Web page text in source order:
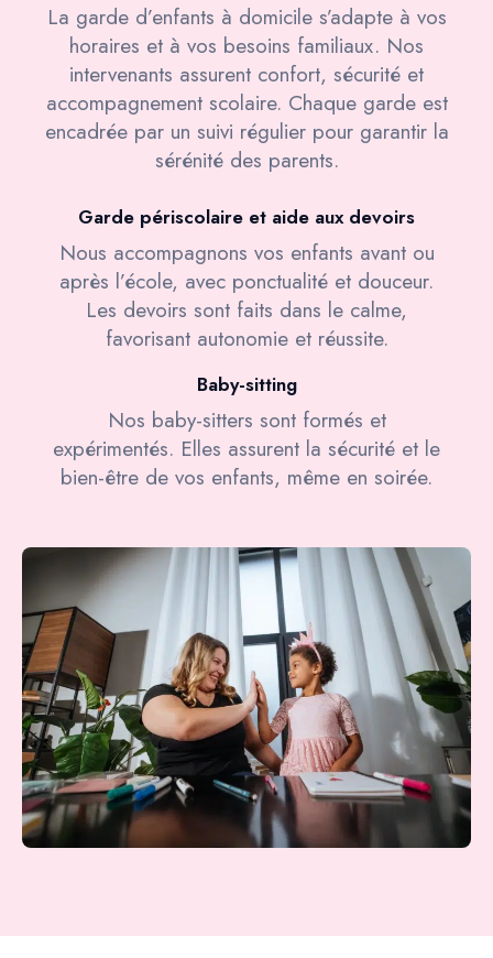
La garde d’enfants à domicile s’adapte à vos
horaires et à vos besoins familiaux. Nos
intervenants assurent confort, sécurité et
accompagnement scolaire. Chaque garde est
encadrée par un suivi régulier pour garantir la
sérénité des parents.
Garde périscolaire et aide aux devoirs
Nous accompagnons vos enfants avant ou
après l’école, avec ponctualité et douceur.
Les devoirs sont faits dans le calme,
favorisant autonomie et réussite.
Baby-sitting
Nos baby-sitters sont formés et
expérimentés. Elles assurent la sécurité et le
bien-être de vos enfants, même en soirée.